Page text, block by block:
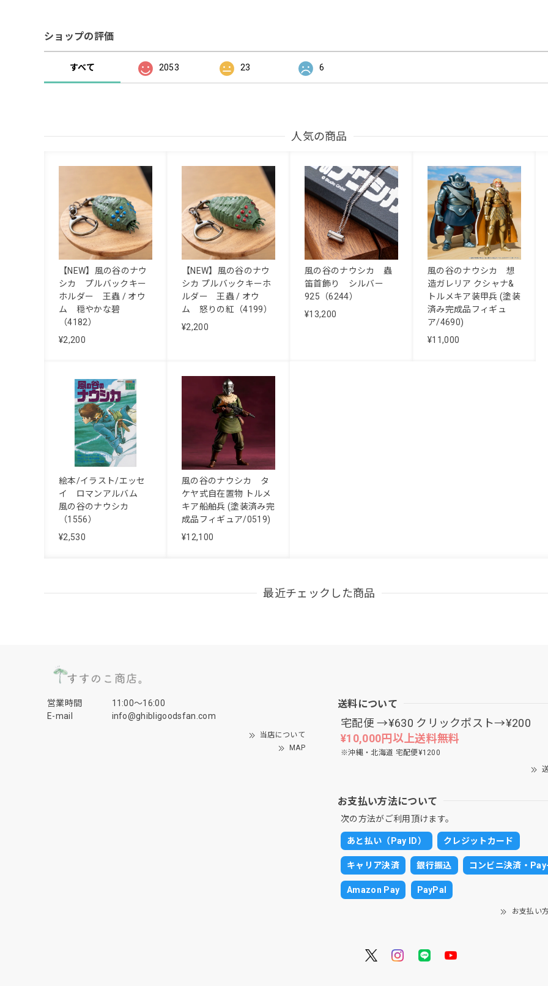
ショップの評価
すべて 2053 23 6
人気の商品
【NEW】風の谷のナウ
シカ プルバックキー
ホルダー 王蟲 / オウ
ム 穏やかな碧
（4182）
¥2,200
【NEW】風の谷のナウ
シカ プルバックキーホ
ルダー 王蟲 / オウ
ム 怒りの紅（4199）
¥2,200
風の谷のナウシカ 蟲
笛首飾り シルバー
925（6244）
¥13,200
風の谷のナウシカ 想
造ガレリア クシャナ&
トルメキア装甲兵 (塗装
済み完成品フィギュ
ア/4690)
¥11,000
絵本/イラスト/エッセ
イ ロマンアルバム
風の谷のナウシカ
（1556）
¥2,530
風の谷のナウシカ タ
ケヤ式自在置物 トルメ
キア船舶兵 (塗装済み完
成品フィギュア/0519)
¥12,100
最近チェックした商品
営業時間
11:00〜16:00
E-mail
info@ghibligoodsfan.com
当店について
MAP
送料について
宅配便 →¥630 クリックポスト→¥200
¥10,000円以上送料無料
※沖縄・北海道 宅配便¥1200
お支払い方法について
次の方法がご利用頂けます。
あと払い（Pay ID） クレジットカード
キャリア決済 銀行振込 コンビニ決済・
Amazon Pay PayPal
お支払い